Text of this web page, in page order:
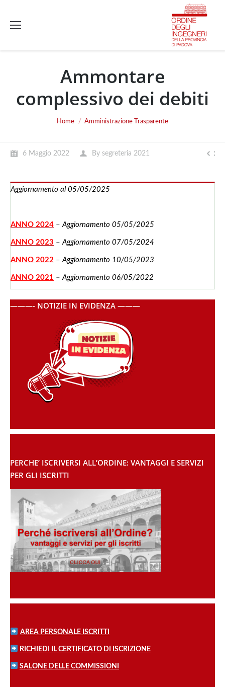
Ammontare
complessivo dei debiti
Home Amministrazione Trasparente
6 Maggio 2022 By segreteria 2021
Aggiornamento al 05/05/2025
ANNO 2024 –Aggiornamento 05/05/2025
ANNO 2023 –Aggiornamento 07/05/2024
ANNO 2022 –Aggiornamento 10/05/2023
ANNO 2021 –Aggiornamento 06/05/2022
———- NOTIZIE IN EVIDENZA ———
PERCHE’ ISCRIVERSI ALL’ORDINE: VANTAGGI E SERVIZI
PER GLI ISCRITTI
AREA PERSONALE ISCRITTI
RICHIEDI IL CERTIFICATO DI ISCRIZIONE
SALONE DELLE COMMISSIONI